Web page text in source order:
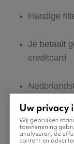
Handige
Je betaalt
creditcard
Zeker van
Uw privacy
Wij gebruiken
toestemming
analyseren, de
content en